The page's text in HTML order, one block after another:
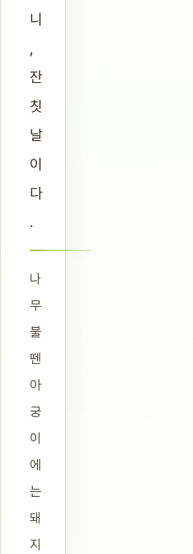
니
잔
칫
날
이
다
.
나
무
불
뗀
아
궁
이
에
는
돼
지